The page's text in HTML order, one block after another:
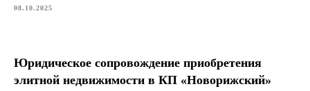
08.10.2025
Юридическое сопровождение приобретения
элитной недвижимости в КП «Новорижский»